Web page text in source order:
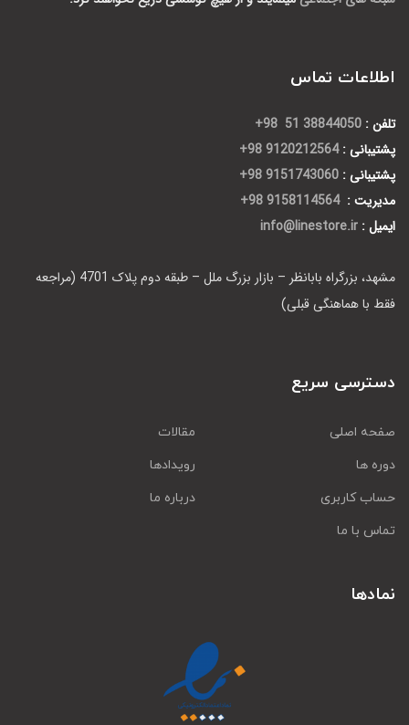
اطلاعات تماس
تلفن : 38844050 51 98+
پشتیبانی : 9120212564 98+
پشتیبانی : 9151743060 98+
مدیریت : 9158114564 98+
ایمیل : info@linestore.ir
مشهد، بزرگراه بابانظر – بازار بزرگ ملل – طبقه دوم پلاک 4701 (مراجعه
فقط با هماهنگی قبلی)
دسترسی سریع
صفحه اصلی
مقالات
دوره ها
رویدادها
حساب کاربری
درباره ما
تماس با ما
نمادها